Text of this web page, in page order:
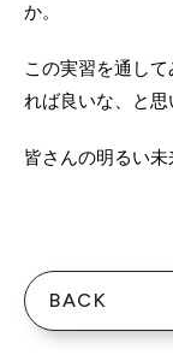
か。
この実習を通し
れば良いな、と思
皆さんの明るい未
BACK